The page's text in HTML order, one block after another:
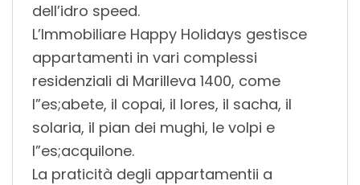
dell’idro speed.
L’Immobiliare Happy Holidays gestisce
appartamenti in vari complessi
residenziali di Marilleva 1400, come
l”es;abete, il copai, il lores, il sacha, il
solaria, il pian dei mughi, le volpi e
l”es;acquilone.
La praticità degli appartamentii a